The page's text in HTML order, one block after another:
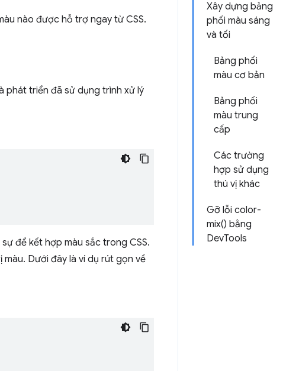
Xây dựng bảng
phối màu sáng
và tối
Bảng phối
màu cơ bản
Bảng phối
màu trung
cấp
Các trường
hợp sử dụng
thú vị khác
Gỡ lỗi color-
mix() bằng
DevTools
nào được hỗ trợ ngay từ CSS.
phát triển đã sử dụng trình xử lý
để kết hợp màu sắc trong CSS.
Dưới đây là ví dụ rút gọn về